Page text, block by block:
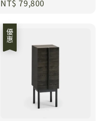
Regular
NT$ 79,800
優惠